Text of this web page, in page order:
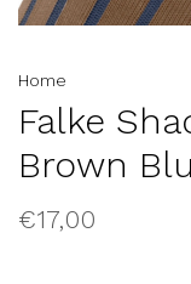
Home
Falke
Brown
€17,00